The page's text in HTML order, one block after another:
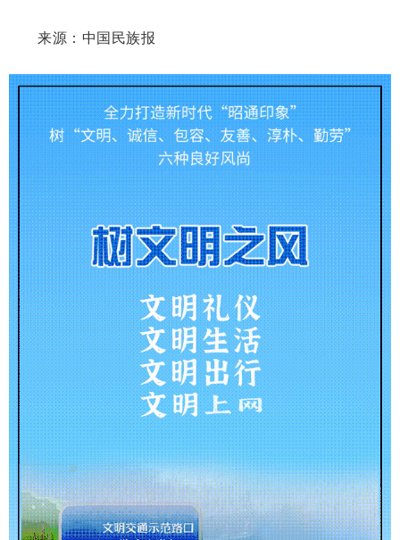
来源：中国民族报